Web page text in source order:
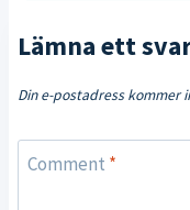
Lämna ett
Din e-postadress kommer
Comment *